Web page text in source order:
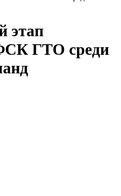
этап
ГТО среди